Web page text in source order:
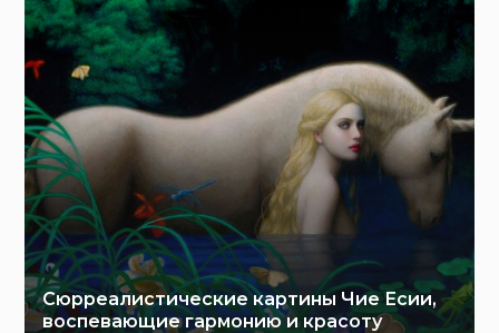
Сюрреалистические картины Чие Есии,
воспевающие гармонию и красоту